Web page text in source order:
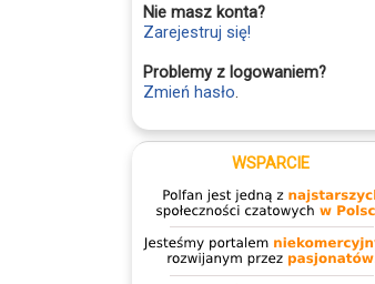
Nie masz konta?
Zarejestruj się!
Problemy z logowaniem?
Zmień hasło.
WSPARCIE